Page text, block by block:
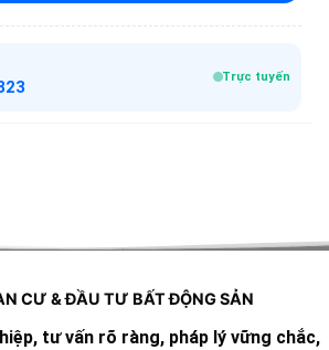
Trực tuyến
CƯ & ĐẦU TƯ BẤT ĐỘNG SẢN
tư vấn rõ ràng, pháp lý vững chắc,